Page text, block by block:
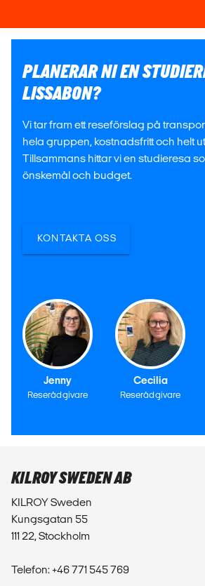
PLANERAR NI EN
LISSABON?
Vi tar fram ett reseförslag på
hela gruppen, kostnadsfritt och helt
Tillsammans hittar vi en studieresa
önskemål och budget.
KONTAKTA OSS
Jenny
Reserådgivare
Cecilia
Reserådgivare
KILROY SWEDEN AB
KILROY Sweden
Kungsgatan 55
111 22, Stockholm
Telefon: +46 771 545 769